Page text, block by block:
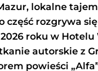
lokalne
część rozgrywa
roku w
autorskie z
powieści